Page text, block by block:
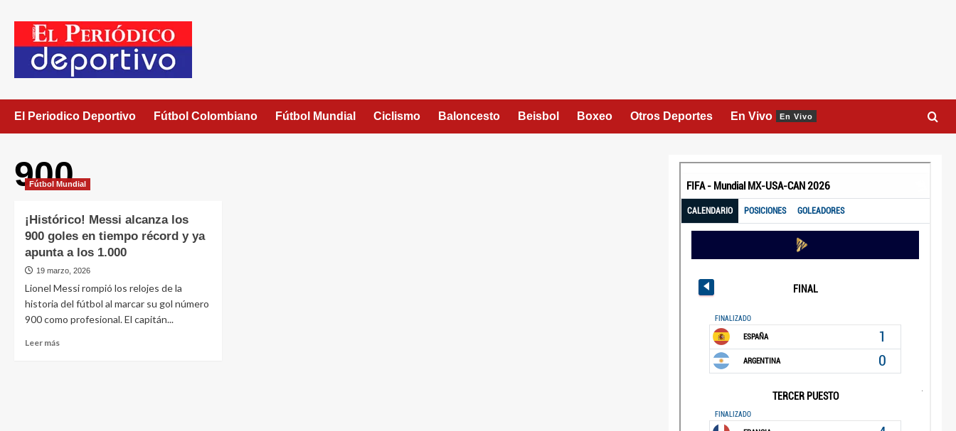
El Periodico Deportivo Fútbol Colombiano Fútbol Mundial Ciclismo Baloncesto Beisbol Boxeo Otros Deportes En Vivo En Vivo
900
Fútbol Mundial
¡Histórico! Messi alcanza los
900 goles en tiempo récord y ya
apunta a los 1.000
19 marzo, 2026
Lionel Messi rompió los relojes de la
historia del fútbol al marcar su gol número
900 como profesional. El capitán...
Leer más